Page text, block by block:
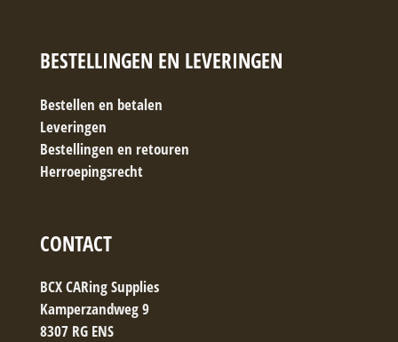
BESTELLINGEN EN LEVERINGEN
Bestellen en betalen
Leveringen
Bestellingen en retouren
Herroepingsrecht
CONTACT
BCX CARing Supplies
Kamperzandweg 9
8307 RG ENS